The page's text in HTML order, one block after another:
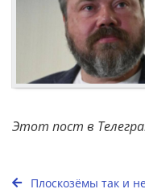
Этот пост в
Плоскозёмы так и